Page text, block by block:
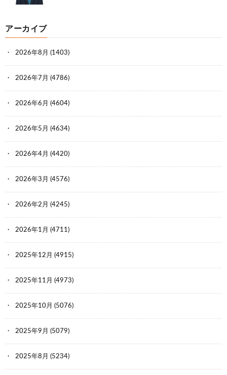
アーカイブ
2026年8月 (1403)
2026年7月 (4786)
2026年6月 (4604)
2026年5月 (4634)
2026年4月 (4420)
2026年3月 (4576)
2026年2月 (4245)
2026年1月 (4711)
2025年12月 (4915)
2025年11月 (4973)
2025年10月 (5076)
2025年9月 (5079)
2025年8月 (5234)